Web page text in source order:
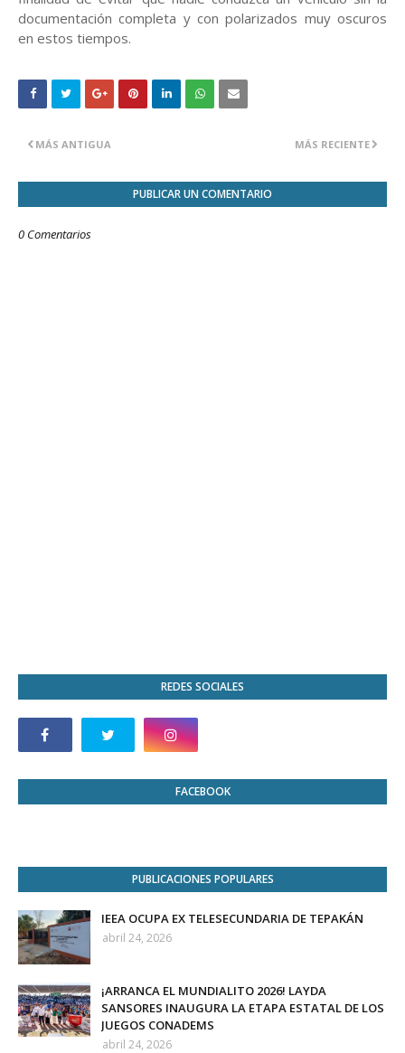
documentación completa y con polarizados muy oscuros
en estos tiempos.
MÁS RECIENTE
MÁS ANTIGUA
PUBLICAR UN COMENTARIO
0 Comentarios
REDES SOCIALES
FACEBOOK
PUBLICACIONES POPULARES
IEEA OCUPA EX TELESECUNDARIA DE TEPAKÁN
abril 24, 2026
¡ARRANCA EL MUNDIALITO 2026! LAYDA
SANSORES INAUGURA LA ETAPA ESTATAL DE LOS
JUEGOS CONADEMS
abril 24, 2026